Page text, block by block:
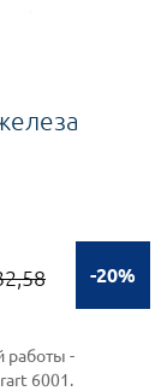
-20%
работы -
6001.